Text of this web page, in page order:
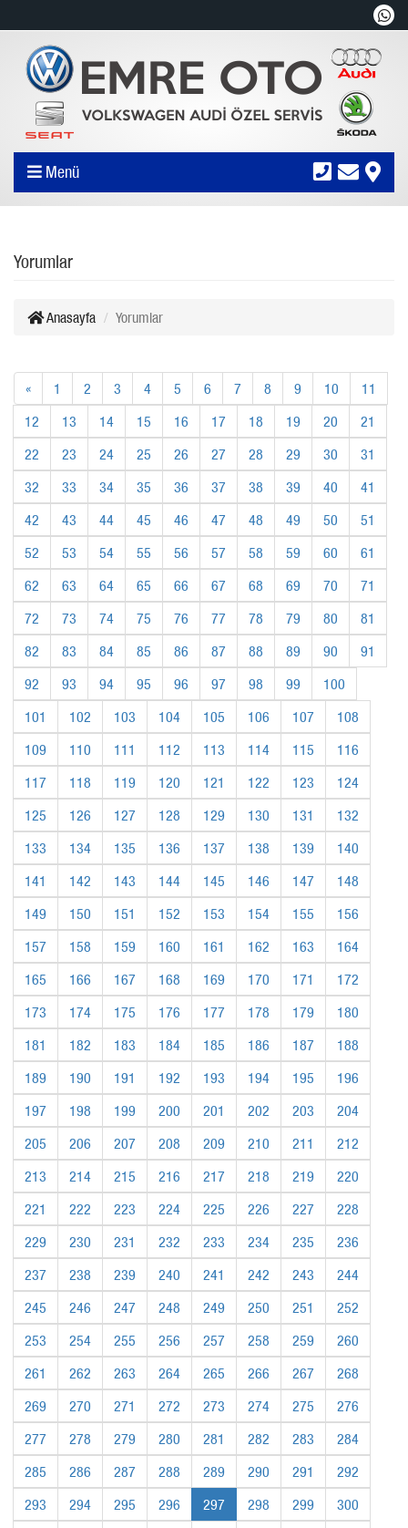
Menü
Yorumlar
Anasayfa Yorumlar
« 1 2 3 4 5 6 7 8 9 10
11
12
13 14 15 16 17 18 19 20
21
22
23 24 25 26 27 28 29 30
31
32
33 34 35 36 37 38 39 40
41
42
43 44 45 46 47 48 49 50
51
52
53 54 55 56 57 58 59 60
61
62
63 64 65 66 67 68 69 70
71
72
73 74 75 76 77 78 79 80
81
82
83 84 85 86 87 88 89 90
91
92
93 94 95 96 97 98 99
100
101
102 103 104 105 106 107
108
109
110 111 112 113 114 115
116
117
118 119 120 121 122 123
124
125
126 127 128 129 130 131
132
133
134 135 136 137 138 139
140
141
142 143 144 145 146 147
148
149
150 151 152 153 154 155
156
157
158 159 160 161 162 163
164
165
166 167 168 169 170 171
172
173
174 175 176 177 178 179
180
181
182 183 184 185 186 187
188
189
190 191 192 193 194 195
196
197
198 199 200 201 202 203
204
205
206 207 208 209 210 211
212
213
214 215 216 217 218 219
220
221
222 223 224 225 226 227
228
229
230 231 232 233 234 235
236
237
238 239 240 241 242 243
244
245
246 247 248 249 250 251
252
253
254 255 256 257 258 259
260
261
262 263 264 265 266 267
268
269
270 271 272 273 274 275
276
277
278 279 280 281 282 283
284
285
286 287 288 289 290 291
292
293
294 295 296 297 298 299
300